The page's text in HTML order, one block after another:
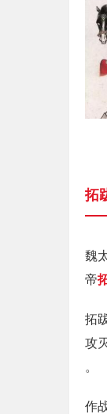
拓
魏
帝
拓
攻
。
作